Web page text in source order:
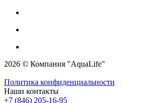
2026 © Компания "AquaLife"
Политика конфиденциальности
Наши контакты
+7 (846) 205-16-95